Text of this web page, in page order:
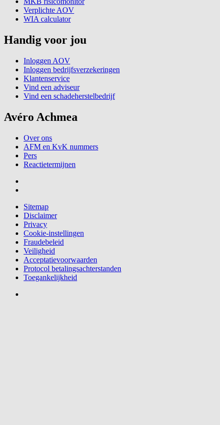
Verplichte AOV
WIA calculator
Handig voor jou
Inloggen AOV
Inloggen bedrijfsverzekeringen
Klantenservice
Vind een adviseur
Vind een schadeherstelbedrijf
Avéro Achmea
Over ons
AFM en KvK nummers
Pers
Reactietermijnen
Sitemap
Disclaimer
Privacy
Cookie-instellingen
Fraudebeleid
Veiligheid
Acceptatievoorwaarden
Protocol betalingsachterstanden
Toegankelijkheid